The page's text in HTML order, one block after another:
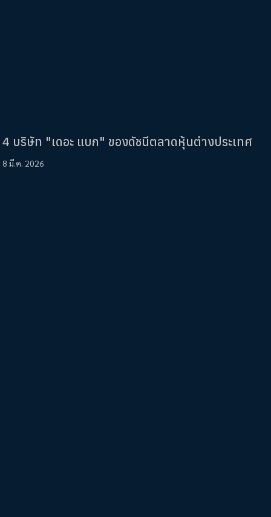
4 บริษัท "เดอะ แบก" ของดัชนีตลาดหุ้นต่างประเทศ
8 มี.ค. 2026